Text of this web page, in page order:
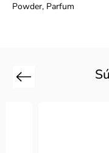
Powder, Parfum
Previous